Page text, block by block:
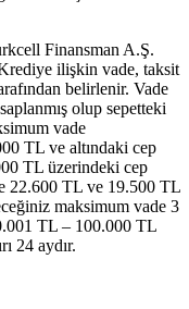
Finansman A.Ş.
ilişkin vade, taksit
belirlenir. Vade
olup sepetteki
vade
TL ve altındaki cep
TL üzerindeki cep
22.600 TL ve 19.500 TL
maksimum vade 3
TL – 100.000 TL
24 aydır.